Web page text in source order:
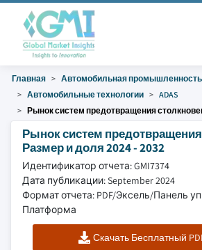
Главная
Автомобильная промышленность
Автомобильные технологии
ADAS
Рынок систем предотвращения
Рынок систем
Размер и доля 2024 - 2032
Идентификатор отчета: GMI7374
Дата публикации: September 2024
Формат отчета: PDF/Эксель/Панель
Платформа
Скачать Бесплатный